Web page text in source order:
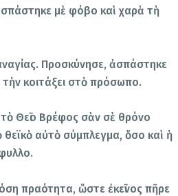
μὲ φόβο καὶ χαρὰ τὴ
Προσκύνησε, ἀσπάστηκε
τὴν κοιτάξει στὸ πρόσωπο.
Θεῖο Βρέφος σὰν σὲ θρόνο
θεϊκὸ αὐτὸ σύμπλεγμα, ὅσο καὶ ἡ
πραότητα, ὥστε ἐκεῖνος πῆρε